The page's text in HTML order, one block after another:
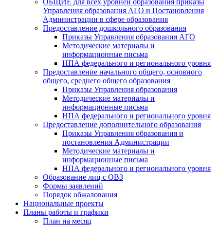
ОБЩИЕ для всех уровней образования приказы
Управления образования АГО и Постановления
Администрации в сфере образования
Предоставление дошкольного образования
Приказы Управления образования АГО
Методические материалы и
информационные письма
НПА федерального и регионального уровня
Предоставление начального общего, основного
общего, среднего общего образования
Приказы Управления образования
Методические материалы и
информационные письма
НПА федерального и регионального уровня
Предоставление дополнительного образования
Приказы Управления образования и
постановления Администрации
Методические материалы и
информационные письма
НПА федерального и регионального уровня
Образование лиц с ОВЗ
Формы заявлений
Порядок обжалования
Национальные проекты
Планы работы и графики
План на месяц